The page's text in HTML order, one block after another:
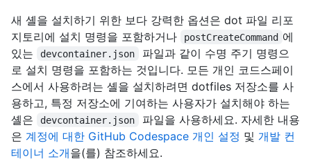
새 셸을 설치하기 위한 보다 강력한 옵션은 dot 파일 리포
지토리에 설치 명령을 포함하거나
postCreateCommand 에
있는
devcontainer.json
파일과 같이 수명 주기 명령으
로 설치 명령을 포함하는 것입니다. 모든 개인 코드스페이
스에서 사용하려는 셸을 설치하려면 dotfiles 저장소를 사
용하고, 특정 저장소에 기여하는 사용자가 설치해야 하는
셸은
devcontainer.json
파일을 사용하세요. 자세한 내용
은 계정에 대한 GitHub Codespace 개인 설정 및 개발 컨
테이너 소개을(를) 참조하세요.